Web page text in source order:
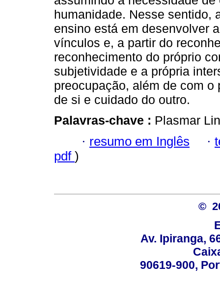
humanidade. Nesse sentido,
ensino está em desenvolver
vínculos e, a partir do
reconhecimento do próprio
subjetividade e a própria
preocupação, além de com
de si e cuidado do outro.
Palavras-chave : Plasmar
· resumo em Inglês ·
pdf )
©
Av. Ipiranga,
90619-900,